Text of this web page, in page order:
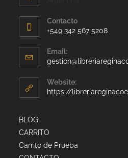
Contacto
+549 342 567 5208
Email:
Website:
https://
BLOG
CARRITO
Carrito de Prueba